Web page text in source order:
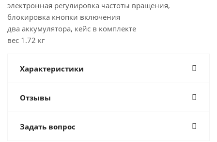
электронная регулировка частоты вращения,
блокировка кнопки включения
два аккумулятора, кейс в комплекте
вес 1.72 кг
Характеристики
Отзывы
Задать вопрос